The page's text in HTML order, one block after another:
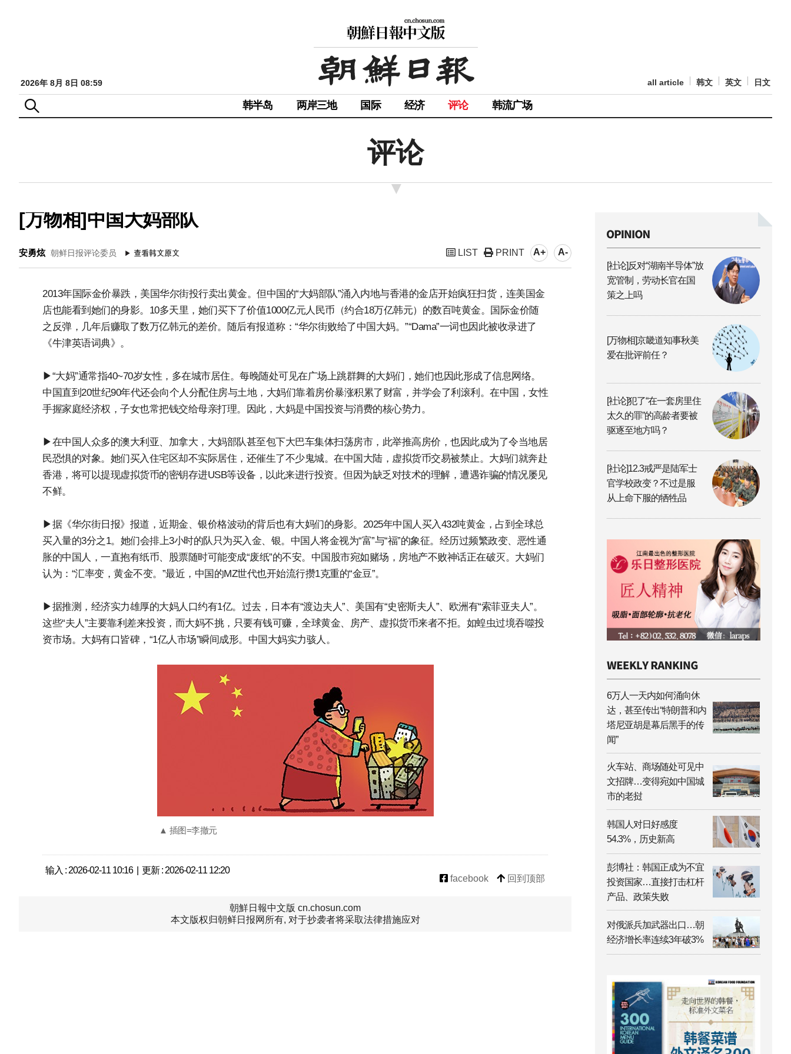
2026年 8月 8日 08:59 all article 韩文 英文 日文
韩半岛 两岸三地 国际 经济 评论 韩流广场
评论
[万物相]中国大妈部队
安勇炫 朝鲜日报评论委员 LIST PRINT A+ A-
2013年国际金价暴跌，美国华尔街投行卖出黄金。但中国的“大妈部队”涌入内地与香港的金店开始疯狂扫货，连美国金
店也能看到她们的身影。10多天里，她们买下了价值1000亿元人民币（约合18万亿韩元）的数百吨黄金。国际金价随
之反弹，几年后赚取了数万亿韩元的差价。随后有报道称：“华尔街败给了中国大妈。”“Dama”一词也因此被收录进了
《牛津英语词典》。
▶“大妈”通常指40~70岁女性，多在城市居住。每晚随处可见在广场上跳群舞的大妈们，她们也因此形成了信息网络。
中国直到20世纪90年代还会向个人分配住房与土地，大妈们靠着房价暴涨积累了财富，并学会了利滚利。在中国，女性
手握家庭经济权，子女也常把钱交给母亲打理。因此，大妈是中国投资与消费的核心势力。
▶在中国人众多的澳大利亚、加拿大，大妈部队甚至包下大巴车集体扫荡房市，此举推高房价，也因此成为了令当地居
民恐惧的对象。她们买入住宅区却不实际居住，还催生了不少鬼城。在中国大陆，虚拟货币交易被禁止。大妈们就奔赴
香港，将可以提现虚拟货币的密钥存进USB等设备，以此来进行投资。但因为缺乏对技术的理解，遭遇诈骗的情况屡见
不鲜。
▶据《华尔街日报》报道，近期金、银价格波动的背后也有大妈们的身影。2025年中国人买入432吨黄金，占到全球总
买入量的3分之1。她们会排上3小时的队只为买入金、银。中国人将金视为“富”与“福”的象征。经历过频繁政变、恶性通
胀的中国人，一直抱有纸币、股票随时可能变成“废纸”的不安。中国股市宛如赌场，房地产不败神话正在破灭。大妈们
认为：“汇率变，黄金不变。”最近，中国的MZ世代也开始流行攒1克重的“金豆”。
▶据推测，经济实力雄厚的大妈人口约有1亿。过去，日本有“渡边夫人”、美国有“史密斯夫人”、欧洲有“索菲亚夫人”。
这些“夫人”主要靠利差来投资，而大妈不挑，只要有钱可赚，全球黄金、房产、虚拟货币来者不拒。如蝗虫过境吞噬投
资市场。大妈有口皆碑，“1亿人市场”瞬间成形。中国大妈实力骇人。
▲ 插图=李撤元
输入 : 2026-02-11 10:16 | 更新 : 2026-02-11 12:20
facebook
回到顶部
朝鮮日報中文版 cn.chosun.com
本文版权归朝鲜日报网所有, 对于抄袭者将采取法律措施应对
[社论]反对“湖南半导体”放
宽管制，劳动长官在国
策之上吗
[万物相]京畿道知事秋美
爱在批评前任？
[社论]犯了“在一套房里住
太久的罪”的高龄者要被
驱逐至地方吗？
[社论]12.3戒严是陆军士
官学校政变？不过是服
从上命下服的牺牲品
6万人一天内如何涌向休
达，甚至传出“特朗普和内
塔尼亚胡是幕后黑手的传
闻”
火车站、商场随处可见中
文招牌…变得宛如中国城
市的老挝
韩国人对日好感度
54.3%，历史新高
彭博社：韩国正成为不宜
投资国家…直接打击杠杆
产品、政策失败
对俄派兵加武器出口…朝
经济增长率连续3年破3%